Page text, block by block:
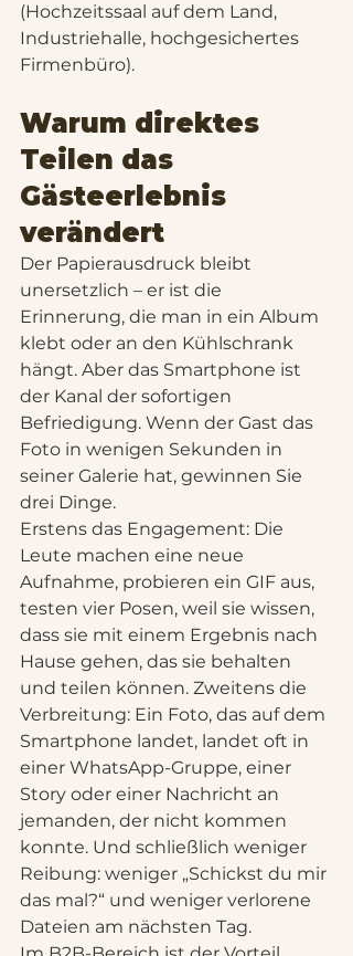
(Hochzeitssaal auf dem Land,
Industriehalle, hochgesichertes
Firmenbüro).
Warum direktes
Teilen das
Gästeerlebnis
verändert
Der Papierausdruck bleibt
unersetzlich – er ist die
Erinnerung, die man in ein Album
klebt oder an den Kühlschrank
hängt. Aber das Smartphone ist
der Kanal der sofortigen
Befriedigung. Wenn der Gast das
Foto in wenigen Sekunden in
seiner Galerie hat, gewinnen Sie
drei Dinge.
Erstens das Engagement: Die
Leute machen eine neue
Aufnahme, probieren ein GIF aus,
testen vier Posen, weil sie wissen,
dass sie mit einem Ergebnis nach
Hause gehen, das sie behalten
und teilen können. Zweitens die
Verbreitung: Ein Foto, das auf dem
Smartphone landet, landet oft in
einer WhatsApp-Gruppe, einer
Story oder einer Nachricht an
jemanden, der nicht kommen
konnte. Und schließlich weniger
Reibung: weniger „Schickst du mir
das mal?“ und weniger verlorene
Dateien am nächsten Tag.